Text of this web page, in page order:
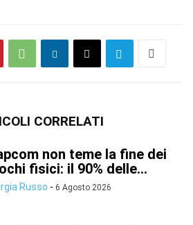
CORRELATI
non teme la fine dei
fisici: il 90% delle...
Russo - 6 Agosto 2026